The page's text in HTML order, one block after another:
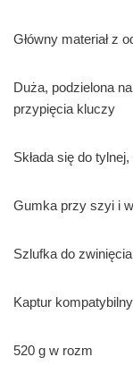
Główny materiał z
Duża, podzielona
przypięcia kluczy
Składa się do
Gumka przy szyi i
Szlufka do
Kaptur
520 g w rozm